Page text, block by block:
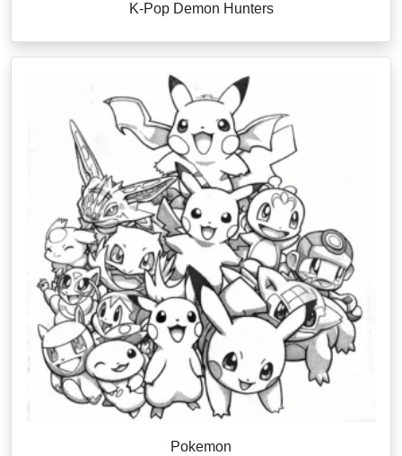
K-Pop Demon Hunters
Pokemon